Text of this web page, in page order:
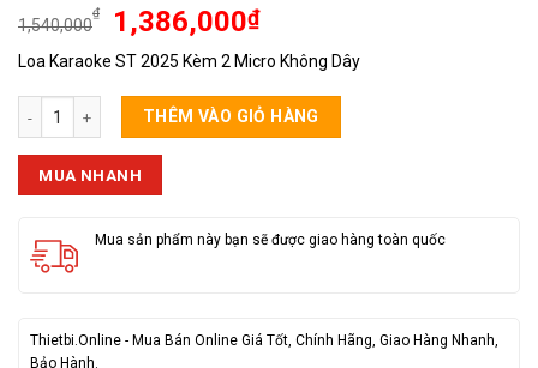
1,540,000
₫
Giá
gốc
là:
1,540,000₫.
1,386,000₫Giá
tại
là:
1,386,000₫.
Loa Karaoke ST 2025 Kèm 2 Micro Không Dây
Loa Karaoke ST 2025 Kèm 2 Micro Không Dây số lượng
THÊM VÀO GIỎ HÀNG
MUA NHANH
Mua sản phẩm này bạn sẽ được giao hàng toàn quốc
Thietbi.Online - Mua Bán Online Giá Tốt, Chính Hãng, Giao Hàng Nhanh,
Bảo Hành.